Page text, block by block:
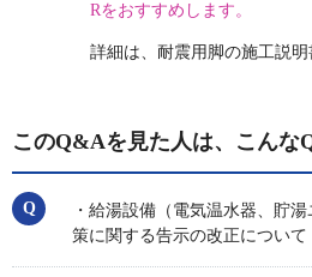
Rをおすすめします。
詳細は、耐震用脚の施工説明
このQ&Aを見た人は、こんな
・給湯設備（電気温水器、貯
策に関する告示の改正につい